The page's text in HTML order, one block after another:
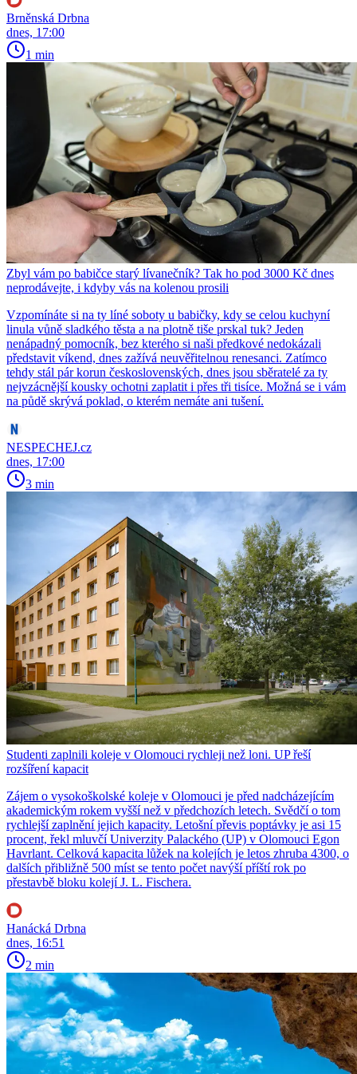
Brněnská Drbna
dnes, 17:00
1 min
Zbyl vám po babičce starý lívanečník? Tak ho pod 3000 Kč dnes
neprodávejte, i kdyby vás na kolenou prosili
Vzpomínáte si na ty líné soboty u babičky, kdy se celou kuchyní
linula vůně sladkého těsta a na plotně tiše prskal tuk? Jeden
nenápadný pomocník, bez kterého si naši předkové nedokázali
představit víkend, dnes zažívá neuvěřitelnou renesanci. Zatímco
tehdy stál pár korun československých, dnes jsou sběratelé za ty
nejvzácnější kousky ochotni zaplatit i přes tři tisíce. Možná se i vám
na půdě skrývá poklad, o kterém nemáte ani tušení.
NESPECHEJ.cz
dnes, 17:00
3 min
Studenti zaplnili koleje v Olomouci rychleji než loni. UP řeší
rozšíření kapacit
Zájem o vysokoškolské koleje v Olomouci je před nadcházejícím
akademickým rokem vyšší než v předchozích letech. Svědčí o tom
rychlejší zaplnění jejich kapacity. Letošní převis poptávky je asi 15
procent, řekl mluvčí Univerzity Palackého (UP) v Olomouci Egon
Havrlant. Celková kapacita lůžek na kolejích je letos zhruba 4300, o
dalších přibližně 500 míst se tento počet navýší příští rok po
přestavbě bloku kolejí J. L. Fischera.
Hanácká Drbna
dnes, 16:51
2 min